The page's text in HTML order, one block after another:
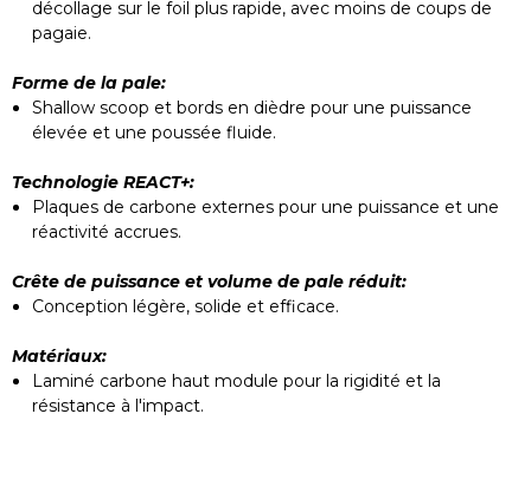
décollage sur le foil plus rapide, avec moins de coups de
pagaie.
Forme de la pale:
Shallow scoop et bords en dièdre pour une puissance
élevée et une poussée fluide.
Technologie REACT+:
Plaques de carbone externes pour une puissance et une
réactivité accrues.
Crête de puissance et volume de pale réduit:
Conception légère, solide et efficace.
Matériaux:
Laminé carbone haut module pour la rigidité et la
résistance à l'impact.